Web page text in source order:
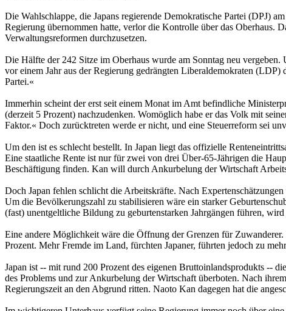
Die Wahlschlappe, die Japans regierende Demokratische Partei (DPJ)
Regierung übernommen hatte, verlor die Kontrolle über das Oberhaus.
Verwaltungsreformen durchzusetzen.
Die Hälfte der 242 Sitze im Oberhaus wurde am Sonntag neu
vor einem Jahr aus der Regierung gedrängten Liberaldemokraten
Partei.«
Immerhin scheint der erst seit einem Monat im Amt befindliche
(derzeit 5 Prozent) nachzudenken. Womöglich habe er das Volk mit
Faktor.« Doch zurücktreten werde er nicht, und eine Steuerreform sei
Um den ist es schlecht bestellt. In Japan liegt das offizielle
Eine staatliche Rente ist nur für zwei von drei Über-65-Jährigen die
Beschäftigung finden. Kan will durch Ankurbelung der Wirtschaft
Doch Japan fehlen schlicht die Arbeitskräfte. Nach
Um die Bevölkerungszahl zu stabilisieren wäre ein starker
(fast) unentgeltliche Bildung zu geburtenstarken Jahrgängen führen,
Eine andere Möglichkeit wäre die Öffnung der Grenzen für
Prozent. Mehr Fremde im Land, fürchten Japaner, führten jedoch zu
Japan ist -- mit rund 200 Prozent des eigenen Bruttoinlandsprodukts --
des Problems und zur Ankurbelung der Wirtschaft überboten. Nach
Regierungszeit an den Abgrund ritten. Naoto Kan dagegen hat die